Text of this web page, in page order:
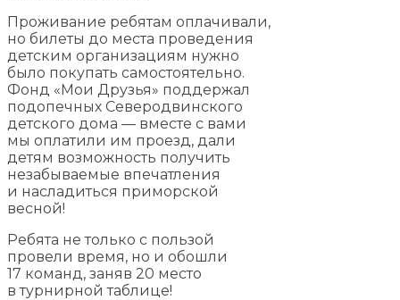
Проживание ребятам оплачивали,
но билеты до места проведения
детским организациям нужно
было покупать самостоятельно.
Фонд «Мои Друзья» поддержал
подопечных Северодвинского
детского дома — вместе с вами
мы оплатили им проезд, дали
детям возможность получить
незабываемые впечатления
и насладиться приморской
весной!
Ребята не только с пользой
провели время, но и обошли
17 команд, заняв 20 место
в турнирной таблице!